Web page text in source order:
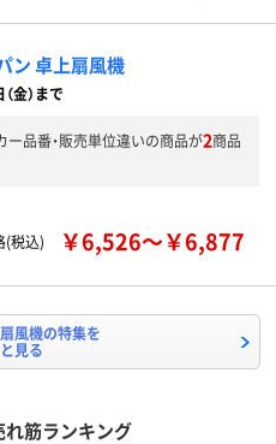
ン 卓上扇風機
金）まで
ー品番・販売単位違いの商品が2商品
(税込)
￥6,526～￥6,877
風機の特集を
見る
筋ランキング